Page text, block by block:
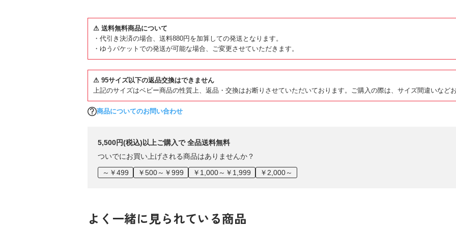
⚠ 送料無料商品について
・代引き決済の場合、送料880円を加算しての発送となります。
・ゆうパケットでの発送が可能な場合、ご変更させていただきます。
⚠ 95サイズ以下の返品交換はできません
上記のサイズはベビー商品の性質上、返品・交換はお断りさせていただいております。ご購入の際は、サイズ間違いなど
商品についてのお問い合わせ
5,500円(税込)以上ご購入で 全品送料無料
ついでにお買い上げされる商品はありませんか？
～￥499
￥500～￥999 ￥1,000～￥1,999 ￥2,000～
よく一緒に見られている商品